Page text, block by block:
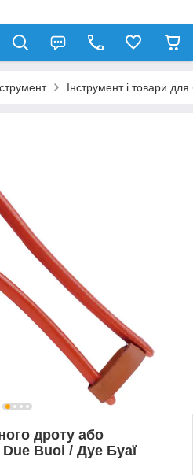
Інструмент і товари
дроту або
Buoi / Дуе Буаї